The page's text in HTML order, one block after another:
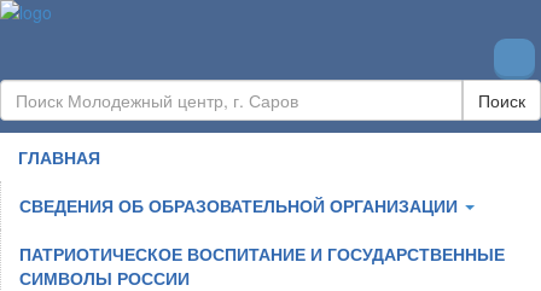
Поиск
ГЛАВНАЯ
СВЕДЕНИЯ ОБ ОБРАЗОВАТЕЛЬНОЙ ОРГАНИЗАЦИИ
ПАТРИОТИЧЕСКОЕ ВОСПИТАНИЕ И ГОСУДАРСТВЕННЫЕ
СИМВОЛЫ РОССИИ